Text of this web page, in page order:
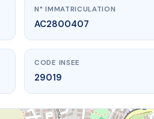
N° IMMATRICULATION
AC2800407
CODE INSEE
29019